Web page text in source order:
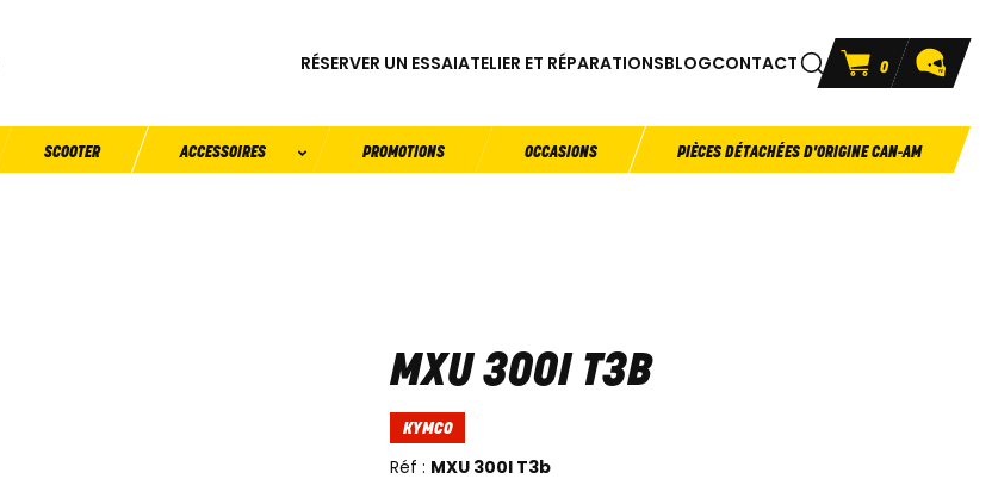
RÉSERVER UN ESSAIATELIER ET RÉPARATIONSBLOGCONTACT 0
SCOOTER ACCESSOIRES PROMOTIONS OCCASIONS PIÈCES DÉTACHÉES D'ORIGINE CAN-AM
MXU 300I T3B
KYMCO
Réf : MXU 300I T3b